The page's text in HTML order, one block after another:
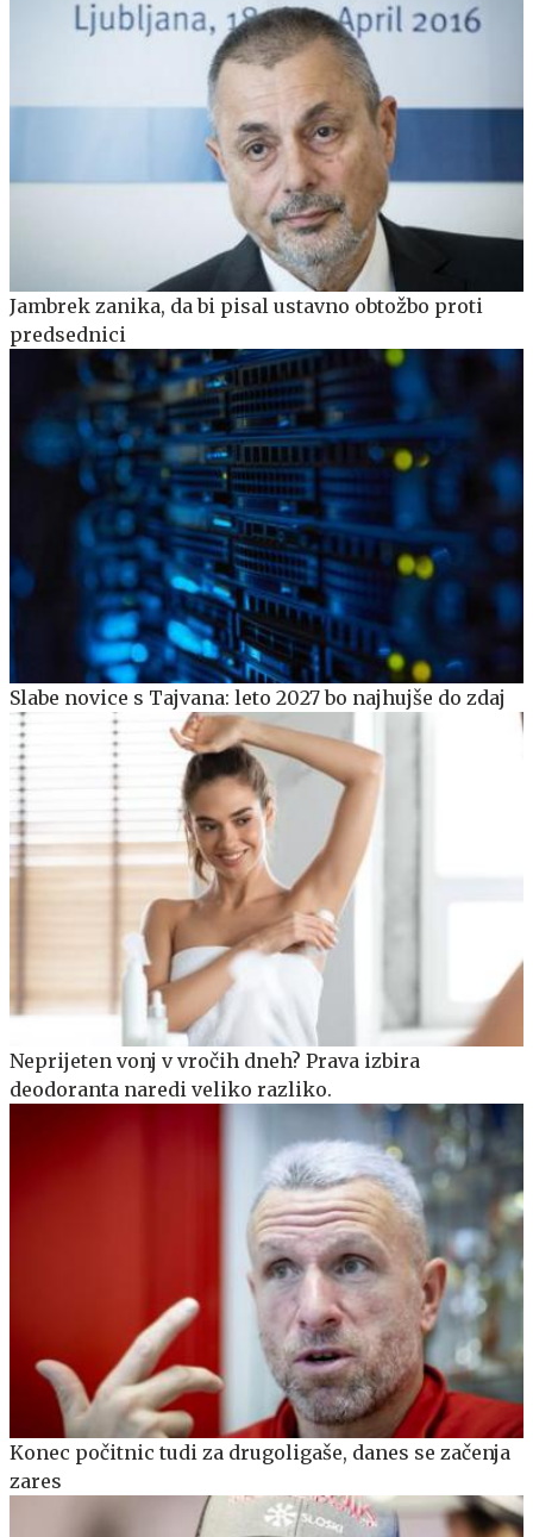
Jambrek zanika, da bi pisal ustavno obtožbo proti
predsednici
Slabe novice s Tajvana: leto 2027 bo najhujše do zdaj
Neprijeten vonj v vročih dneh? Prava izbira
deodoranta naredi veliko razliko.
Konec počitnic tudi za drugoligaše, danes se začenja
zares